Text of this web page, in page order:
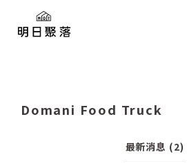
Domani Food Truck
最新消息 (2)